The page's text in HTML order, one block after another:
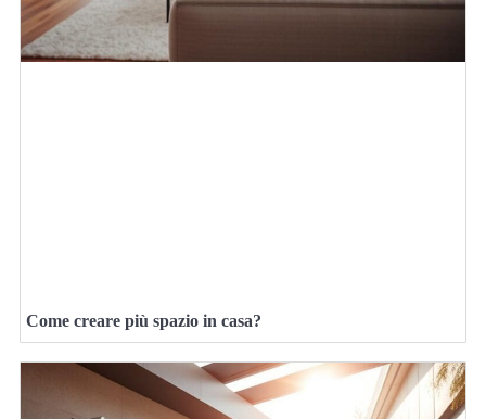
Come creare più spazio in casa?